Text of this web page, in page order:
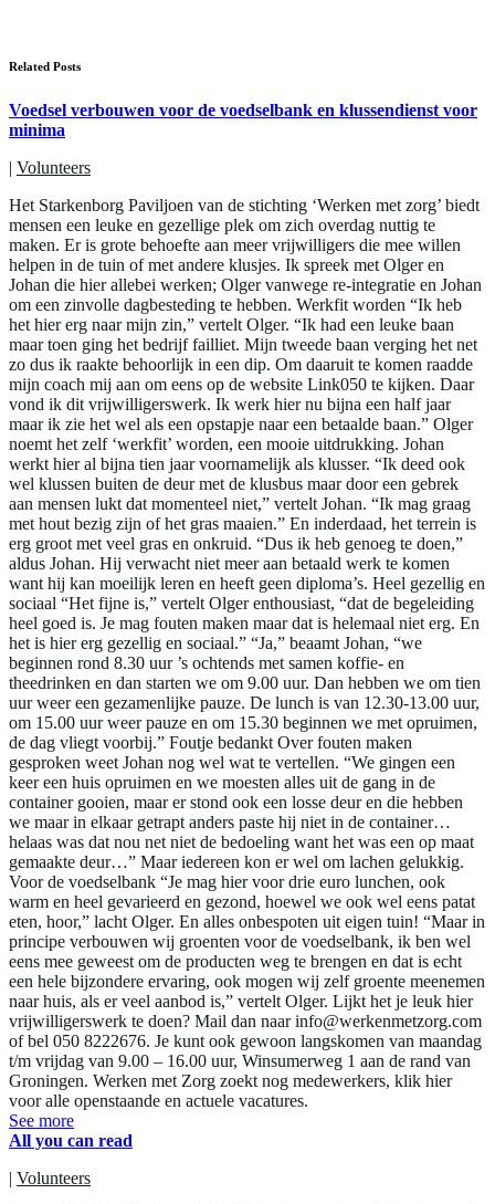
Related Posts
Voedsel verbouwen voor de voedselbank en klussendienst voor
minima
| Volunteers
Het Starkenborg Paviljoen van de stichting ‘Werken met zorg’ biedt
mensen een leuke en gezellige plek om zich overdag nuttig te
maken. Er is grote behoefte aan meer vrijwilligers die mee willen
helpen in de tuin of met andere klusjes. Ik spreek met Olger en
Johan die hier allebei werken; Olger vanwege re-integratie en Johan
om een zinvolle dagbesteding te hebben. Werkfit worden “Ik heb
het hier erg naar mijn zin,” vertelt Olger. “Ik had een leuke baan
maar toen ging het bedrijf failliet. Mijn tweede baan verging het net
zo dus ik raakte behoorlijk in een dip. Om daaruit te komen raadde
mijn coach mij aan om eens op de website Link050 te kijken. Daar
vond ik dit vrijwilligerswerk. Ik werk hier nu bijna een half jaar
maar ik zie het wel als een opstapje naar een betaalde baan.” Olger
noemt het zelf ‘werkfit’ worden, een mooie uitdrukking. Johan
werkt hier al bijna tien jaar voornamelijk als klusser. “Ik deed ook
wel klussen buiten de deur met de klusbus maar door een gebrek
aan mensen lukt dat momenteel niet,” vertelt Johan. “Ik mag graag
met hout bezig zijn of het gras maaien.” En inderdaad, het terrein is
erg groot met veel gras en onkruid. “Dus ik heb genoeg te doen,”
aldus Johan. Hij verwacht niet meer aan betaald werk te komen
want hij kan moeilijk leren en heeft geen diploma’s. Heel gezellig en
sociaal “Het fijne is,” vertelt Olger enthousiast, “dat de begeleiding
heel goed is. Je mag fouten maken maar dat is helemaal niet erg. En
het is hier erg gezellig en sociaal.” “Ja,” beaamt Johan, “we
beginnen rond 8.30 uur ’s ochtends met samen koffie- en
theedrinken en dan starten we om 9.00 uur. Dan hebben we om tien
uur weer een gezamenlijke pauze. De lunch is van 12.30-13.00 uur,
om 15.00 uur weer pauze en om 15.30 beginnen we met opruimen,
de dag vliegt voorbij.” Foutje bedankt Over fouten maken
gesproken weet Johan nog wel wat te vertellen. “We gingen een
keer een huis opruimen en we moesten alles uit de gang in de
container gooien, maar er stond ook een losse deur en die hebben
we maar in elkaar getrapt anders paste hij niet in de container…
helaas was dat nou net niet de bedoeling want het was een op maat
gemaakte deur…” Maar iedereen kon er wel om lachen gelukkig.
Voor de voedselbank “Je mag hier voor drie euro lunchen, ook
warm en heel gevarieerd en gezond, hoewel we ook wel eens patat
eten, hoor,” lacht Olger. En alles onbespoten uit eigen tuin! “Maar in
principe verbouwen wij groenten voor de voedselbank, ik ben wel
eens mee geweest om de producten weg te brengen en dat is echt
een hele bijzondere ervaring, ook mogen wij zelf groente meenemen
naar huis, als er veel aanbod is,” vertelt Olger. Lijkt het je leuk hier
vrijwilligerswerk te doen? Mail dan naar info@werkenmetzorg.com
of bel 050 8222676. Je kunt ook gewoon langskomen van maandag
t/m vrijdag van 9.00 – 16.00 uur, Winsumerweg 1 aan de rand van
Groningen. Werken met Zorg zoekt nog medewerkers, klik hier
voor alle openstaande en actuele vacatures.
See more
All you can read
| Volunteers